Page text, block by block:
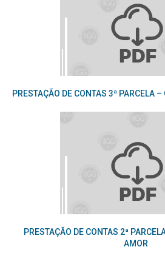
PRESTAÇÃO DE CONTAS 3ª PARCELA
PRESTAÇÃO DE CONTAS 2ª
AMOR